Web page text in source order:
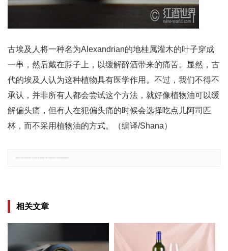
古埃及人将一种名为Alexandrian的地桂属灌木的叶子穿成
一串，然后戴在脖子上，以缓解醉酒带来的痛苦。显然，古
代的埃及人认为这种植物具有医学作用。不过，我们不得不
承认，并非所有人都会尝试这个方法，就好像植物油可以缓
解偏头痛，但有人在犯偏头痛的时候会选择吃点儿阿司匹
林，而不采用植物油的方式。（编译/Shana）
相关文章